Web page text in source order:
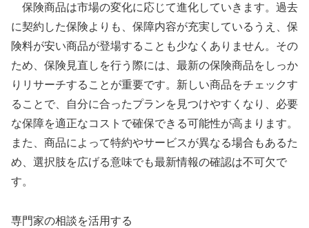
保険商品は市場の変化に応じて進化していきます。過去
に契約した保険よりも、保障内容が充実しているうえ、保
険料が安い商品が登場することも少なくありません。その
ため、保険見直しを行う際には、最新の保険商品をしっか
りリサーチすることが重要です。新しい商品をチェックす
ることで、自分に合ったプランを見つけやすくなり、必要
な保障を適正なコストで確保できる可能性が高まります。
また、商品によって特約やサービスが異なる場合もあるた
め、選択肢を広げる意味でも最新情報の確認は不可欠で
す。
専門家の相談を活用する